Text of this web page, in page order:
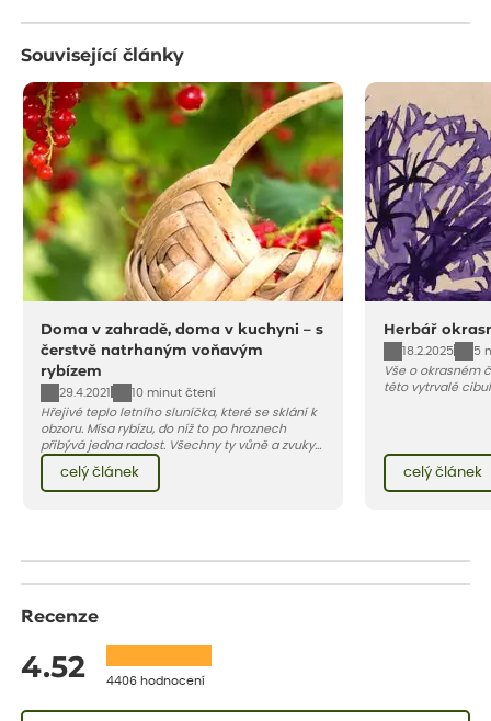
Související články
Doma v zahradě, doma v kuchyni – s
čerstvě natrhaným voňavým
rybízem
29.4.2021
10 minut čtení
Hřejivé teplo letního sluníčka, které se sklání k
obzoru. Mísa rybízu, do níž to po hroznech
přibývá jedna radost. Všechny ty vůně a zvuky
červencové zahrady. Sklizeň rybízu do kuchyně
vnese neuvěřitelný klid a radost. A taky trochu
bezstarostnosti dětství při mlsání babiččina
celý článek
Herbář
18.2.2025
5
Vše o okrasném
této vytrvalé
celý článek
Recenze
4.52 4406 hodnocení